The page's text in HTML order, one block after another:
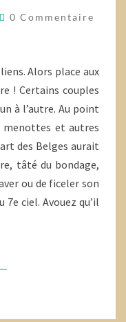
Commentaires
0 Commentaire
Alors place aux
! Certains couples
à l’autre. Au point
menottes et autres
des Belges aurait
tâté du bondage,
ou de ficeler son
ciel. Avouez qu’il
LA SUITE